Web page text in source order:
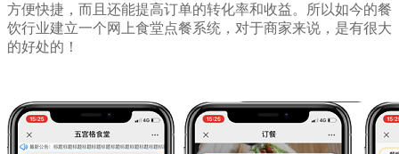
方便快捷，而且还能提高订单的转化率和收益。所以如今的餐
饮行业建立一个网上食堂点餐系统，对于商家来说，是有很大
的好处的！